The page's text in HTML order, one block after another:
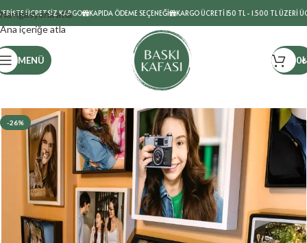
Navigasyona atla
Ana içeriğe atla
ÜCRETSİZ KARGO KAPIDA ÖDEME SEÇENEĞİ KARGO ÜCRETİ 150 TL - 1.500 TL ÜZERİ
MENÜ 0₺
-26%